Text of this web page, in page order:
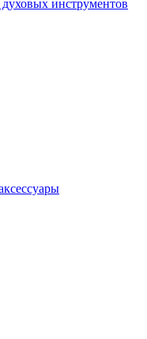
духовых инструментов